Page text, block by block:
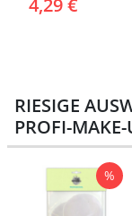
bunt - Nummern 1-
4,29 €
RIESIGE
PROFI-
%